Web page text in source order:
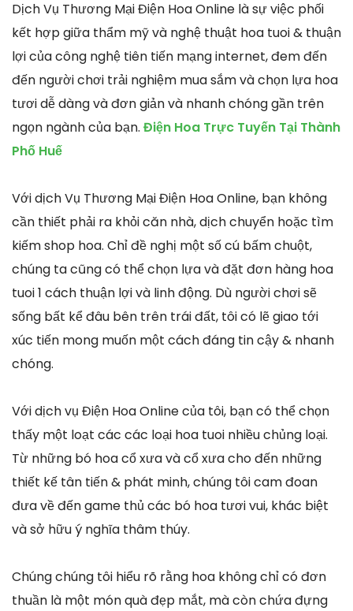
Dịch Vụ Thương Mại Điện Hoa Online là sự việc phối
kết hợp giữa thẩm mỹ và nghệ thuật hoa tuoi & thuận
lợi của công nghệ tiên tiến mạng internet, đem đến
đến người chơi trải nghiệm mua sắm và chọn lựa hoa
tươi dễ dàng và đơn giản và nhanh chóng gần trên
ngọn ngành của bạn. Điện Hoa Trực Tuyến Tại Thành
Phố Huế
Với dịch Vụ Thương Mại Điện Hoa Online, bạn không
cần thiết phải ra khỏi căn nhà, dịch chuyển hoặc tìm
kiếm shop hoa. Chỉ đề nghị một số cú bấm chuột,
chúng ta cũng có thể chọn lựa và đặt đơn hàng hoa
tuoi 1 cách thuận lợi và linh động. Dù người chơi sẽ
sống bất kể đâu bên trên trái đất, tôi có lẽ giao tới
xúc tiến mong muốn một cách đáng tin cậy & nhanh
chóng.
Với dịch vụ Điện Hoa Online của tôi, bạn có thể chọn
thấy một loạt các các loại hoa tuoi nhiều chủng loại.
Từ những bó hoa cổ xưa và cổ xưa cho đến những
thiết kế tân tiến & phát minh, chúng tôi cam đoan
đưa về đến game thủ các bó hoa tươi vui, khác biệt
và sở hữu ý nghĩa thâm thúy.
Chúng chúng tôi hiểu rõ rằng hoa không chỉ có đơn
thuần là một món quà đẹp mắt, mà còn chứa đựng